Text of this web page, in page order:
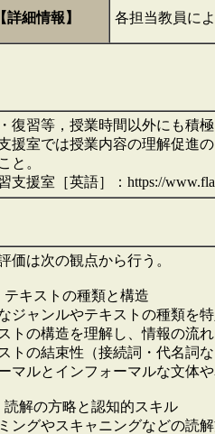
【詳細情報】 各担当教員に
復習等，授業時間以外にも積
援室では授業内容の理解促進
と。
支援室［英語］：https://
価は次の観点から行う。
テキストの種類と構造
ジャンルやテキストの種類を
トの構造を理解し、情報の流
トの結束性（接続詞・代名詞
マルとインフォーマルな文体
読解の方略と認知的スキル
ングやスキャニングなどの読